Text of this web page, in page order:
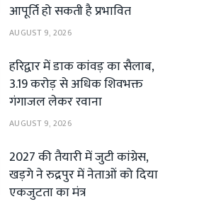
आपूर्ति हो सकती है प्रभावित
AUGUST 9, 2026
हरिद्वार में डाक कांवड़ का सैलाब,
3.19 करोड़ से अधिक शिवभक्त
गंगाजल लेकर रवाना
AUGUST 9, 2026
2027 की तैयारी में जुटी कांग्रेस,
खड़गे ने रुद्रपुर में नेताओं को दिया
एकजुटता का मंत्र